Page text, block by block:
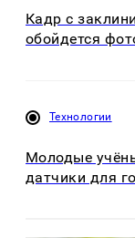
Кадр с
обойдется
Технологии
Молодые
датчики для